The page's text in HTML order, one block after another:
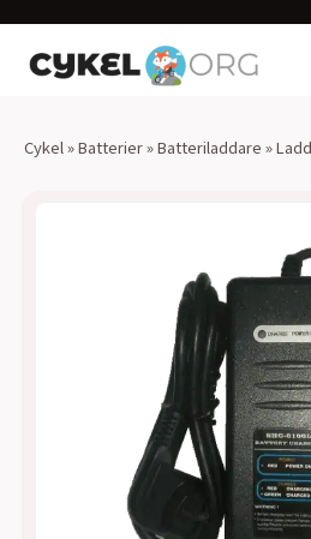
Cykel »Batterier»Batteriladdare »